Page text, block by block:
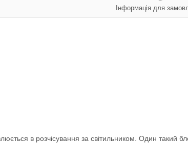
Інформація для
в розчісування за світильником. Один такий